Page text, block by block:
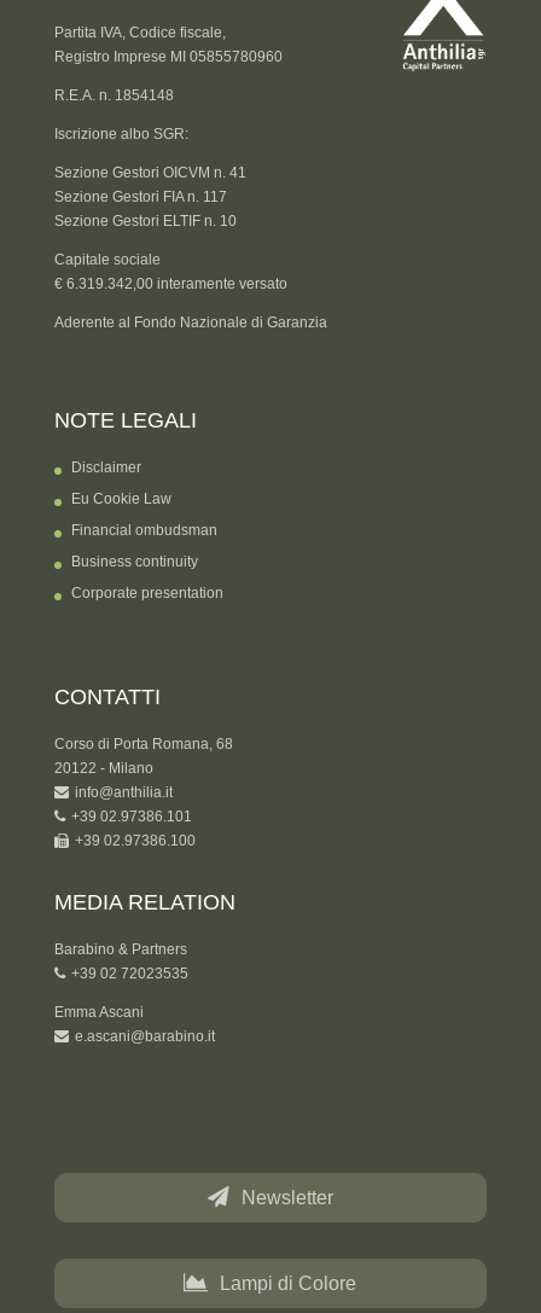
Partita IVA, Codice fiscale,
Registro Imprese MI 05855780960
R.E.A. n. 1854148
Iscrizione albo SGR:
Sezione Gestori OICVM n. 41
Sezione Gestori FIA n. 117
Sezione Gestori ELTIF n. 10
Capitale sociale
€ 6.319.342,00 interamente versato
Aderente al Fondo Nazionale di Garanzia
NOTE LEGALI
Disclaimer
Eu Cookie Law
Financial ombudsman
Business continuity
Corporate presentation
CONTATTI
Corso di Porta Romana, 68
20122 - Milano
info@anthilia.it
+39 02.97386.101
+39 02.97386.100
MEDIA RELATION
Barabino & Partners
+39 02 72023535
Emma Ascani
e.ascani@barabino.it
Newsletter
Lampi di Colore